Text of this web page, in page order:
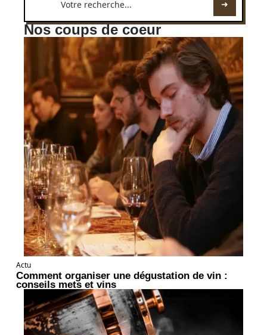
Nos coups de coeur
Actu
Comment organiser une dégustation de vin :
conseils mets et vins